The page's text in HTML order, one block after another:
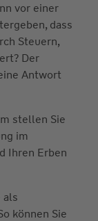
und einfach
vor einer
dass
Steuern,
Der
Antwort
stellen Sie
im
Ihren Erben
als
können Sie